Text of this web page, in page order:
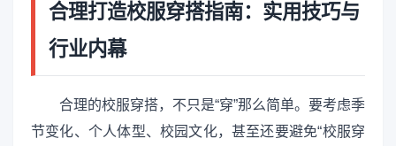
合理打造校服穿搭指南：实用技巧与
行业内幕
合理的校服穿搭，不只是“穿”那么简单。要考虑季
节变化、个人体型、校园文化，甚至还要避免“校服穿